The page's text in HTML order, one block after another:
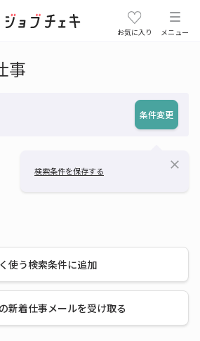
お気に入り メニュー
事
条件変更
検索条件を保存する close
使う検索条件に追加
新着仕事メールを受け取る